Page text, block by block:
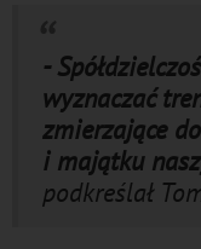
-
wyznaczać
zmierzające
i majątku
podkreślał